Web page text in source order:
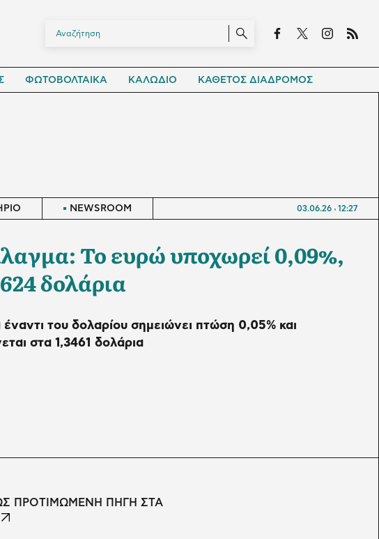
ΦΩΤΟΒΟΛΤΑΙΚΑ ΚΑΛΩΔΙΟ ΚΑΘΕΤΟΣ ΔΙΑΔΡΟΜΟΣ
NEWSROOM 03.06.26 12:27
Το ευρώ υποχωρεί 0,09%,
δολάρια
έναντι του δολαρίου σημειώνει πτώση 0,05% και
στα 1,3461 δολάρια
ΩΣ ΠΡΟΤΙΜΩΜΕΝΗ ΠΗΓΗ ΣΤΑ